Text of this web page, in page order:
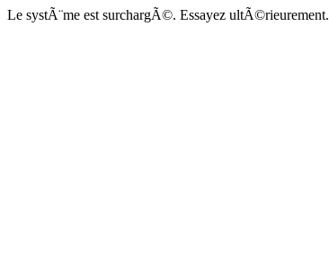
Le systÃ¨me est surchargÃ©. Essayez ultÃ©rieurement.